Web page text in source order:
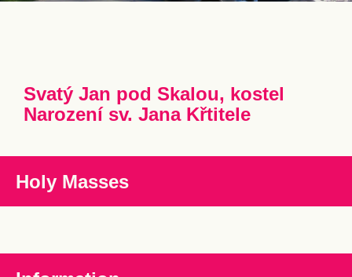
Svatý Jan pod Skalou, kostel
Narození sv. Jana Křtitele
Holy Masses